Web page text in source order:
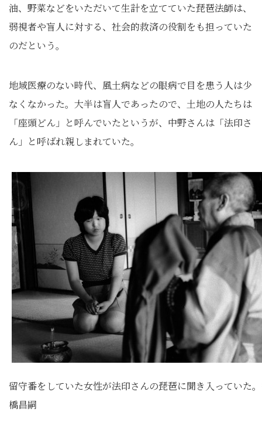
油、野菜などをいただいて生計を立てていた琵琶法師は、
弱視者や盲人に対する、社会的救済の役割をも担っていた
のだという。
地域医療のない時代、風土病などの眼病で目を患う人は少
なくなかった。大半は盲人であったので、土地の人たちは
「座頭どん」と呼んでいたというが、中野さんは「法印さ
ん」と呼ばれ親しまれていた。
留守番をしていた女性が法印さんの琵琶に聞き入っていた
橋昌嗣